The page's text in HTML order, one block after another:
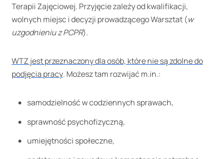
Terapii Zajęciowej. Przyjęcie zależy od kwalifikacji,
wolnych miejsc i decyzji prowadzącego Warsztat (w
uzgodnieniu z PCPR).
WTZ jest przeznaczony dla osób, które nie są zdolne do
podjęcia pracy. Możesz tam rozwijać m.in.:
samodzielność w codziennych sprawach,
sprawność psychofizyczną,
umiejętności społeczne,